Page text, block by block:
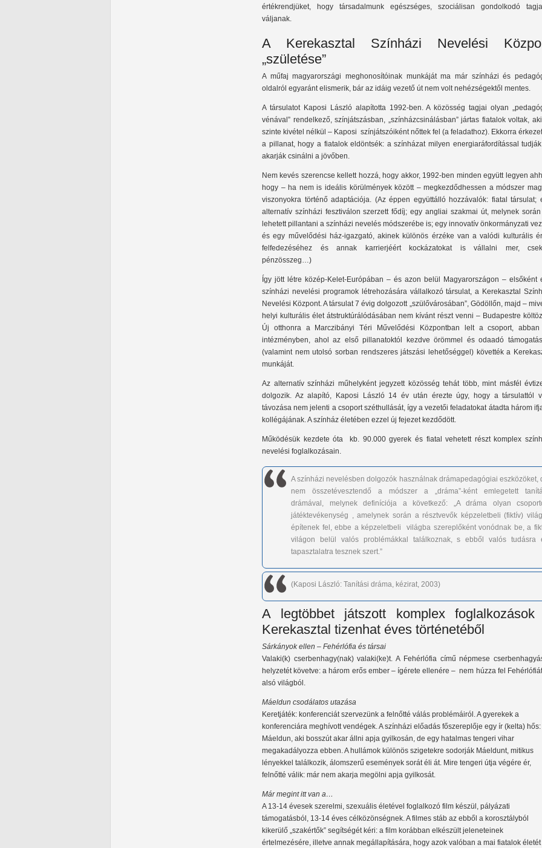
értékrendjüket, hogy társadalmunk egészséges, szociálisan gondolkodó
váljanak.
A Kerekasztal Színházi Nevelési
„születése”
A műfaj magyarországi meghonosítóinak munkáját ma már színházi és
oldalról egyaránt elismerik, bár az idáig vezető út nem volt nehézségektől mentes.
A társulatot Kaposi László alapította 1992-ben. A közösség tagjai olyan
vénával” rendelkező, színjátszásban, „színházcsinálásban” jártas fiatalok voltak,
szinte kivétel nélkül – Kaposi színjátszóiként nőttek fel (a feladathoz). Ekkorra
a pillanat, hogy a fiatalok eldöntsék: a színházat milyen energiaráfordítással
akarják csinálni a jövőben.
Nem kevés szerencse kellett hozzá, hogy akkor, 1992-ben minden együtt legyen
hogy – ha nem is ideális körülmények között – megkezdődhessen a módszer
viszonyokra történő adaptációja. (Az éppen együttálló hozzávalók: fiatal társulat;
alternatív színházi fesztiválon szerzett fődíj; egy angliai szakmai út, melynek
lehetett pillantani a színházi nevelés módszerébe is; egy innovatív önkormányzati
és egy művelődési ház-igazgató, akinek különös érzéke van a valódi kulturális
felfedezéséhez és annak karrierjéért kockázatokat is vállalni mer,
pénzösszeg…)
Így jött létre közép-Kelet-Európában – és azon belül Magyarországon – elsőként
színházi nevelési programok létrehozására vállalkozó társulat, a Kerekasztal
Nevelési Központ. A társulat 7 évig dolgozott „szülővárosában”, Gödöllőn, majd –
helyi kulturális élet átstruktúrálódásában nem kívánt részt venni – Budapestre
Új otthonra a Marczibányi Téri Művelődési Központban lelt a csoport,
intézményben, ahol az első pillanatoktól kezdve örömmel és odaadó
(valamint nem utolsó sorban rendszeres játszási lehetőséggel) követték a
munkáját.
Az alternatív színházi műhelyként jegyzett közösség tehát több, mint másfél
dolgozik. Az alapító, Kaposi László 14 év után érezte úgy, hogy a társulattól
távozása nem jelenti a csoport széthullását, így a vezetői feladatokat átadta három
kollégájának. A színház életében ezzel új fejezet kezdődött.
Működésük kezdete óta kb. 90.000 gyerek és fiatal vehetett részt komplex
nevelési foglalkozásain.
A színházi nevelésben dolgozók használnak drámapedagógiai eszközöket,
nem összetévesztendő a módszer a „dráma”-ként emlegetett
drámával, melynek definíciója a következő: „A dráma olyan
játéktevékenység , amelynek során a résztvevők képzeletbeli (fiktív)
építenek fel, ebbe a képzeletbeli világba szereplőként vonódnak be, a
világon belül valós problémákkal találkoznak, s ebből valós tudásra
tapasztalatra tesznek szert.”
(Kaposi László: Tanítási dráma, kézirat, 2003)
A legtöbbet játszott komplex
Kerekasztal tizenhat éves történetéből
Sárkányok ellen – Fehérlófia és társai
Valaki(k) cserbenhagy(nak) valaki(ke)t. A Fehérlófia című népmese
helyzetét követve: a három erős ember – ígérete ellenére – nem húzza fel
alsó világból.
Máeldun csodálatos utazása
Keretjáték: konferenciát szervezünk a felnőtté válás problémáiról. A gyerekek a
konferenciára meghívott vendégek. A színházi előadás főszereplője egy ír (kelta) hős:
Máeldun, aki bosszút akar állni apja gyilkosán, de egy hatalmas tengeri vihar
megakadályozza ebben. A hullámok különös szigetekre sodorják Máeldunt, mitikus
lényekkel találkozik, álomszerű események sorát éli át. Mire tengeri útja végére ér,
felnőtté válik: már nem akarja megölni apja gyilkosát.
Már megint itt van a…
A 13-14 évesek szerelmi, szexuális életével foglalkozó film készül, pályázati
támogatásból, 13-14 éves célközönségnek. A filmes stáb az ebből a korosztályból
kikerülő „szakértők” segítségét kéri: a film korábban elkészült jeleneteinek
értelmezésére, illetve annak megállapítására, hogy azok valóban a mai fiatalok életét